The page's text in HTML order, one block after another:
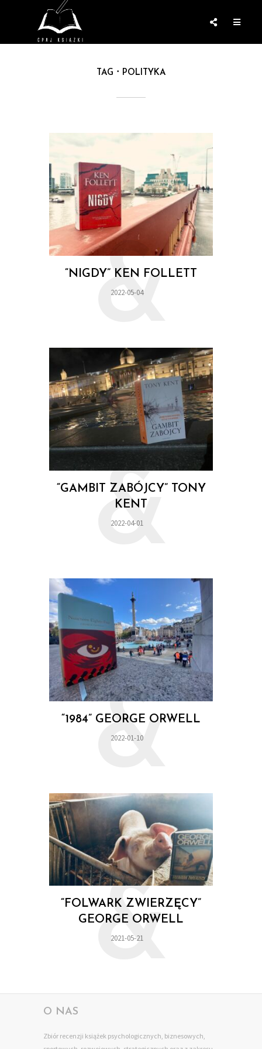
TAG POLITYKA
“NIGDY” KEN FOLLETT
2022-05-04
&
“GAMBIT ZABÓJCY” TONY
KENT
2022-04-01
&
“1984” GEORGE ORWELL
2022-01-10
&
“FOLWARK ZWIERZĘCY”
GEORGE ORWELL
2021-05-21
&
O NAS
Zbiór recenzji książek psychologicznych, biznesowych,